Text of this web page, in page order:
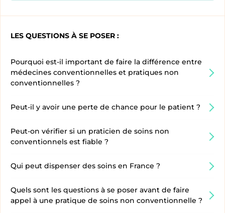
LES QUESTIONS À SE POSER :
Pourquoi est-il important de faire la différence entre
médecines conventionnelles et pratiques non
conventionnelles ?
Peut-il y avoir une perte de chance pour le patient ?
Peut-on vérifier si un praticien de soins non
conventionnels est fiable ?
Qui peut dispenser des soins en France ?
Quels sont les questions à se poser avant de faire
appel à une pratique de soins non conventionnelle ?